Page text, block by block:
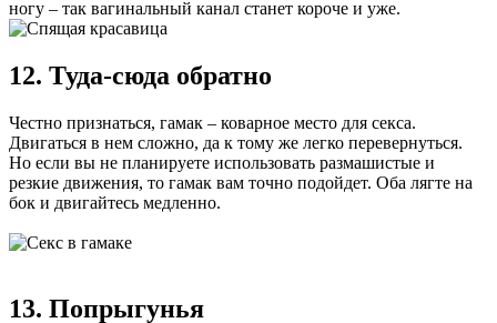
ногу – так вагинальный канал станет короче и уже.
12. Туда-сюда обратно
Честно признаться, гамак – коварное место для секса.
Двигаться в нем сложно, да к тому же легко перевернуться.
Но если вы не планируете использовать размашистые и
резкие движения, то гамак вам точно подойдет. Оба лягте на
бок и двигайтесь медленно.
13. Попрыгунья